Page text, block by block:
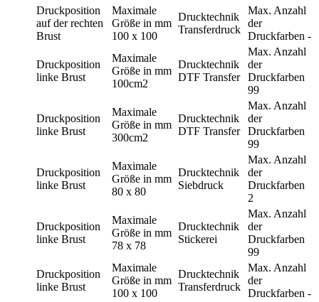
Druckposition
auf der rechten
Brust
Maximale
Größe in mm
100 x 100
Drucktechnik
Transferdruck
Max. Anzahl
der
Druckfarben -
Druckposition
linke Brust
Maximale
Größe in mm
100cm2
Drucktechnik
DTF Transfer
Max. Anzahl
der
Druckfarben
99
Druckposition
linke Brust
Maximale
Größe in mm
300cm2
Drucktechnik
DTF Transfer
Max. Anzahl
der
Druckfarben
99
Druckposition
linke Brust
Maximale
Größe in mm
80 x 80
Drucktechnik
Siebdruck
Max. Anzahl
der
Druckfarben
2
Druckposition
linke Brust
Maximale
Größe in mm
78 x 78
Drucktechnik
Stickerei
Max. Anzahl
der
Druckfarben
99
Druckposition
linke Brust
Maximale
Größe in mm
100 x 100
Drucktechnik
Transferdruck
Max. Anzahl
der
Druckfarben -